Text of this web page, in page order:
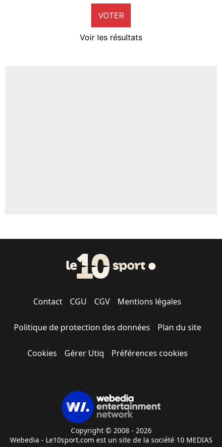
VOTER
Voir les résultats
Contact CGU CGV Mentions légales
Politique de protection des données Plan du site
Cookies Gérer Utiq Préférences cookies
Copyright © 2008 - 2026
Webedia - Le10sport.com est un site de la société 10 MEDIAS